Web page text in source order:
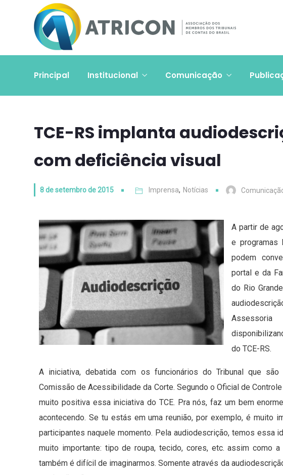
Principal Institucional Comunicação
TCE-RS implanta
com deficiência visual
8 de setembro de 2015 Imprensa, Notícias
A partir de
e programas
podem
portal e da
do Rio
do TCE-RS.
A iniciativa, debatida com os funcionários do Tribunal que
Comissão de Acessibilidade da Corte. Segundo o Oficial de
muito positiva essa iniciativa do TCE. Pra nós, faz um bem
acontecendo. Se tu estás em uma reunião, por exemplo, é muito
participantes naquele momento. Pela audiodescrição, temos essa
muito importante: tipo de roupa, tecido, cores, etc. assim como
também é difícil de imaginarmos. Somente através da